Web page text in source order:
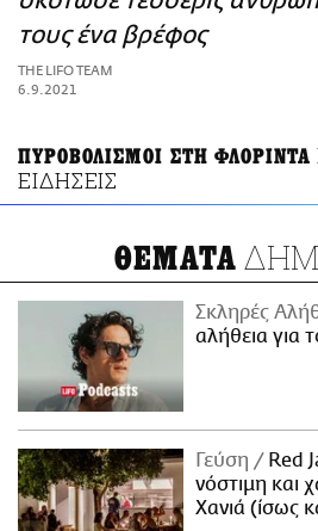
ΑΜΠΑ
PRINT
τους ένα βρέφος
THE LIFO TEAM
6.9.2021
ΠΥΡΟΒΟΛΙΣΜΟΙ ΣΤΗ ΦΛΟΡΙΝΤΑ
ΕΙΔΗΣΕΙΣ
ΘΕΜΑΤΑ
Σκληρές
αλήθεια για
Γεύση
Red
νόστιμη και
Χανιά (ίσως